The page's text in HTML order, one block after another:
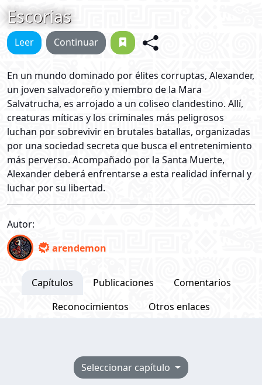
Escorias
Leer Continuar
En un mundo dominado por élites corruptas, Alexander,
un joven salvadoreño y miembro de la Mara
Salvatrucha, es arrojado a un coliseo clandestino. Allí,
creaturas míticas y los criminales más peligrosos
luchan por sobrevivir en brutales batallas, organizadas
por una sociedad secreta que busca el entretenimiento
más perverso. Acompañado por la Santa Muerte,
Alexander deberá enfrentarse a esta realidad infernal y
luchar por su libertad.
Autor:
arendemon
Capítulos Publicaciones
Comentarios
Reconocimientos
Otros enlaces
Seleccionar capítulo